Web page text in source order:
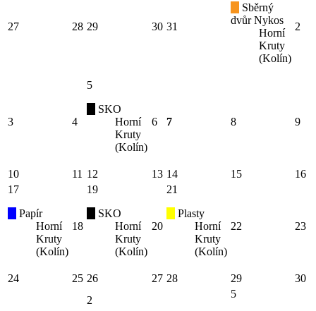
27 28 29 30 31
Sběrný
dvůr Nykos
Horní
Kruty
(Kolín)
2
3 4
5
SKO
Horní
Kruty
(Kolín)
6 7 8 9
10 11 12 13 14 15
16
17
Papír
Horní
Kruty
(Kolín)
18
19
SKO
Horní
Kruty
(Kolín)
20
21
Plasty
Horní
Kruty
(Kolín)
22 23
24 25 26 27 28 29 30
2
5